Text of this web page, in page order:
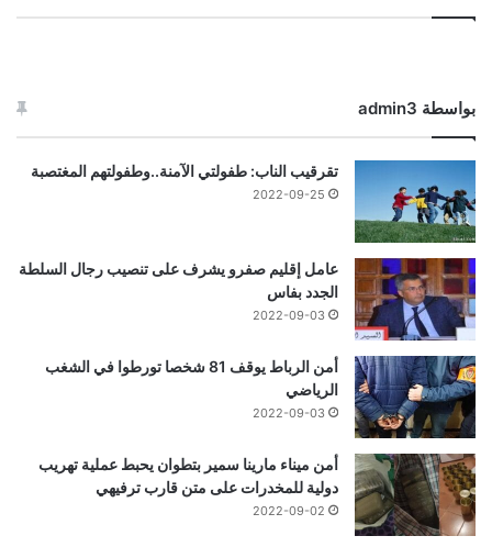
بواسطة admin3
تقرقيب الناب: طفولتي الآمنة..وطفولتهم المغتصبة
2022-09-25
عامل إقليم صفرو يشرف على تنصيب رجال السلطة
الجدد بفاس
2022-09-03
أمن الرباط يوقف 81 شخصا تورطوا في الشغب
الرياضي
2022-09-03
أمن ميناء مارينا سمير بتطوان يحبط عملية تهريب
دولية للمخدرات على متن قارب ترفيهي
2022-09-02